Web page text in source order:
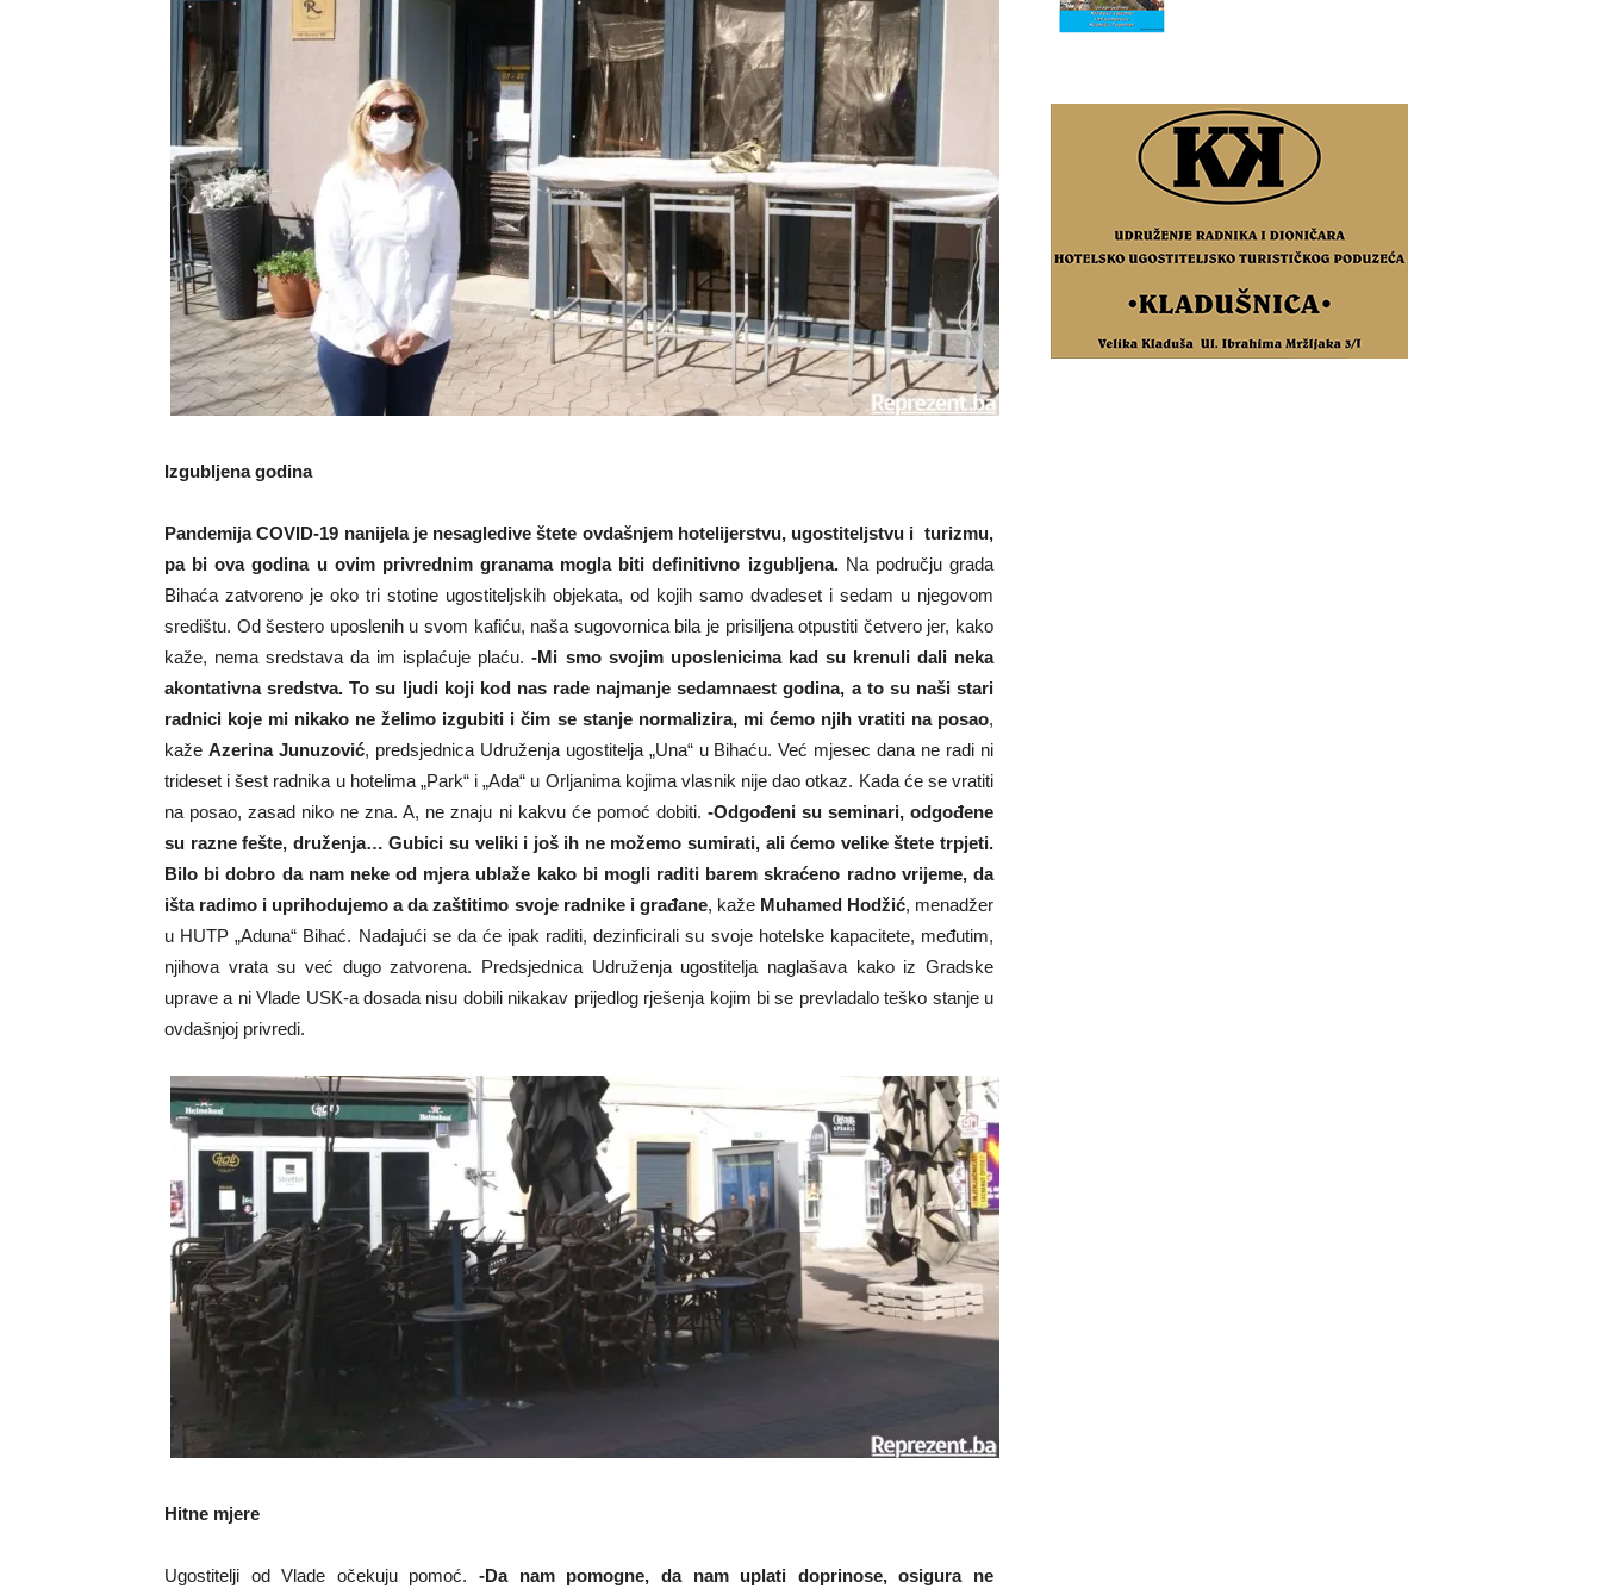
Izgubljena godina
Pandemija COVID-19 nanijela je nesagledive štete ovdašnjem hotelijerstvu, ugostiteljstvu i turizmu,
pa bi ova godina u ovim privrednim granama mogla biti definitivno izgubljena.Na području grada
Bihaća zatvoreno je oko tri stotine ugostiteljskih objekata, od kojih samo dvadeset i sedam u njegovom
središtu. Od šestero uposlenih u svom kafiću, naša sugovornica bila je prisiljena otpustiti četvero jer, kako
kaže, nema sredstava da im isplaćuje plaću.-Mi smo svojim uposlenicima kad su krenuli dali neka
akontativna sredstva. To su ljudi koji kod nas rade najmanje sedamnaest godina, a to su naši stari
radnici koje mi nikako ne želimo izgubiti i čim se stanje normalizira, mi ćemo njih vratiti na posao,
kaže Azerina Junuzović, predsjednica Udruženja ugostitelja „Una“ u Bihaću. Već mjesec dana ne radi ni
trideset i šest radnika u hotelima „Park“ i „Ada“ u Orljanima kojima vlasnik nije dao otkaz. Kada će se vratiti
na posao, zasad niko ne zna. A, ne znaju ni kakvu će pomoć dobiti. -Odgođeni su seminari, odgođene
su razne fešte, druženja… Gubici su veliki i još ih ne možemo sumirati, ali ćemo velike štete trpjeti.
Bilo bi dobro da nam neke od mjera ublaže kako bi mogli raditi barem skraćeno radno vrijeme, da
išta radimo i uprihodujemo a da zaštitimo svoje radnike i građane, kaže Muhamed Hodžić, menadžer
u HUTP „Aduna“ Bihać. Nadajući se da će ipak raditi, dezinficirali su svoje hotelske kapacitete, međutim,
njihova vrata su već dugo zatvorena. Predsjednica Udruženja ugostitelja naglašava kako iz Gradske
uprave a ni Vlade USK-a dosada nisu dobili nikakav prijedlog rješenja kojim bi se prevladalo teško stanje u
ovdašnjoj privredi.
Hitne mjere
Ugostitelji od Vlade očekuju pomoć.-Da nam pomogne, da nam uplati doprinose, osigura ne